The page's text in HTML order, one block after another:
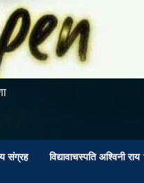
संग्रह विद्यावाचस्पति अश्विनी